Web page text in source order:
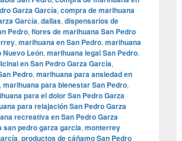
Garza García, compra de marihuana
García, dallas, dispensarios de
Pedro, flores de marihuana San Pedro
, marihuana en San Pedro, marihuana
Nuevo León, marihuana legal San Pedro,
en San Pedro Garza García,
Pedro, marihuana para ansiedad en
, marihuana para bienestar San Pedro,
para el dolor San Pedro Garza
para relajación San Pedro Garza
recreativa en San Pedro Garza
san pedro garza garcia, monterrey
, productos de cáñamo San Pedro